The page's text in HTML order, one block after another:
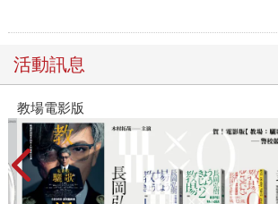
活動訊息
教場電影版